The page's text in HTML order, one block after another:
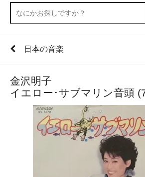
日本の音楽
金沢明子
イエロー･サブマリン音頭